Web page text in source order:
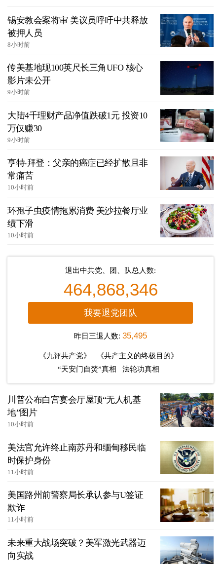
锡安教会案将审 美议员呼吁中共释放
被押人员
8小时前
传美基地现100英尺长三角UFO 核心
影片未公开
9小时前
大陆4千理财产品净值跌破1元 投资10
万仅赚30
9小时前
亨特‧拜登：父亲的癌症已经扩散且非
常痛苦
10小时前
环孢子虫疫情拖累消费 美沙拉餐厅业
绩下滑
10小时前
退出中共党、团、队总人数:
464,868,346
我要退党团队
昨日三退人数: 35,495
《九评共产党》
《共产主义的终极目的》
“天安门自焚”真相
法轮功真相
川普公布白宫宴会厅屋顶“无人机基
地”图片
10小时前
美法官允许终止南苏丹和缅甸移民临
时保护身份
11小时前
美国路州前警察局长承认参与U签证
欺诈
11小时前
未来重大战场突破？美军激光武器迈
向实战